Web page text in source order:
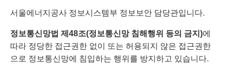
서울에너지공사 정보시스템부 정보보안 담당관입니다.
정보통신망법 제48조(정보통신망 침해행위 등의 금지)에
따라 정당한 접근권한 없이 또는 허용되지 않은 접근권한
으로 정보통신망에 침입하는 행위를 방지하고 있습니다.